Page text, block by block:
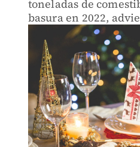
toneladas de
basura en 2022,